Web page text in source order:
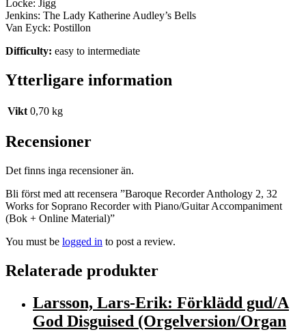
Locke: Jigg
Jenkins: The Lady Katherine Audley’s Bells
Van Eyck: Postillon
Difficulty: easy to intermediate
Ytterligare information
Vikt 0,70 kg
Recensioner
Det finns inga recensioner än.
Bli först med att recensera ”Baroque Recorder Anthology 2, 32
Works for Soprano Recorder with Piano/Guitar Accompaniment
(Bok + Online Material)”
You must be logged in to post a review.
Relaterade produkter
Larsson, Lars-Erik: Förklädd gud/A
God Disguised (Orgelversion/Organ